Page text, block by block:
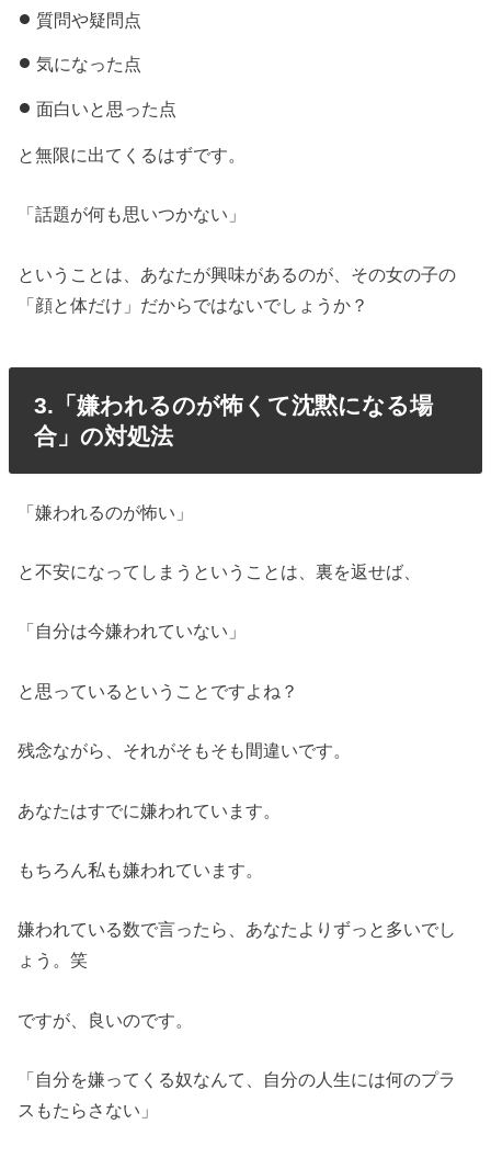
質問や疑問点
気になった点
面白いと思った点
と無限に出てくるはずです。
「話題が何も思いつかない」
ということは、あなたが興味があるのが、その女の子の
「顔と体だけ」だからではないでしょうか？
3.「嫌われるのが怖くて沈黙になる場
合」の対処法
「嫌われるのが怖い」
と不安になってしまうということは、裏を返せば、
「自分は今嫌われていない」
と思っているということですよね？
残念ながら、それがそもそも間違いです。
あなたはすでに嫌われています。
もちろん私も嫌われています。
嫌われている数で言ったら、あなたよりずっと多いでし
ょう。笑
ですが、良いのです。
「自分を嫌ってくる奴なんて、自分の人生には何のプラ
スもたらさない」